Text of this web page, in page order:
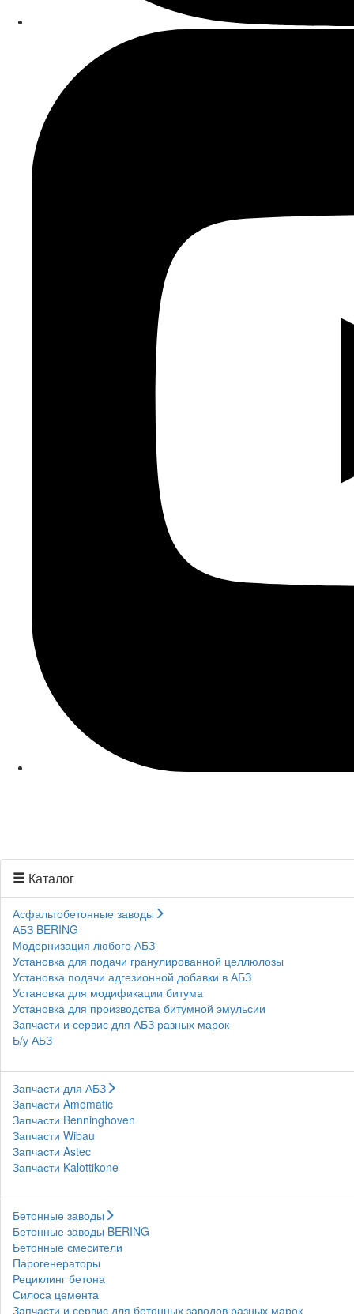
Каталог
Асфальтобетонные заводы
АБЗ BERING
Модернизация любого АБЗ
Установка для подачи гранулированной целлюлозы
Установка подачи адгезионной добавки в АБЗ
Установка для модификации битума
Установка для производства битумной эмульсии
Запчасти и сервис для АБЗ разных марок
Б/у АБЗ
Запчасти для АБЗ
Запчасти Amomatic
Запчасти Benninghoven
Запчасти Wibau
Запчасти Astec
Запчасти Kalottikone
Бетонные заводы
Бетонные заводы BERING
Бетонные смесители
Парогенераторы
Рециклинг бетона
Силоса цемента
Запчасти и сервис для бетонных заводов разных марок